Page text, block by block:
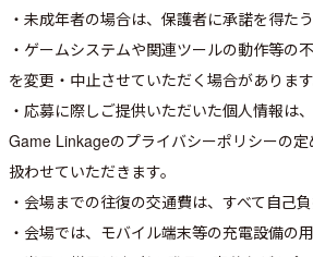
・未成年者の場合は、保護者に承諾を得た
・ゲームシステムや関連ツールの動作等の
を変更・中止させていただく場合があります
・応募に際しご提供いただいた個人情報は
Game Linkageのプライバシーポリシーの定
扱わせていただきます。
・会場までの往復の交通費は、すべて自己負
・会場では、モバイル端末等の充電設備の